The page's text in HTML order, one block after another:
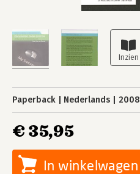
Paperback Nederlands 2008
€ 35,95
In winkelwagen